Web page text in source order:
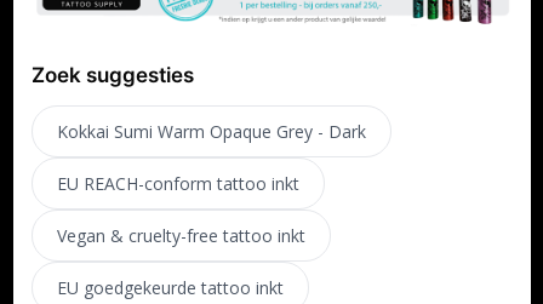
Zoek suggesties
Kokkai Sumi Warm Opaque Grey - Dark
EU REACH-conform tattoo inkt
Vegan & cruelty-free tattoo inkt
EU goedgekeurde tattoo inkt